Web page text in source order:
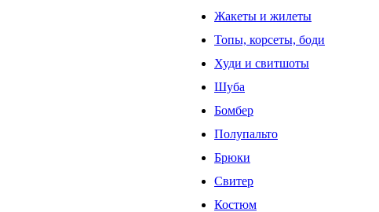
Жакеты и жилеты
Топы, корсеты, боди
Худи и свитшоты
Шуба
Бомбер
Полупальто
Брюки
Свитер
Костюм